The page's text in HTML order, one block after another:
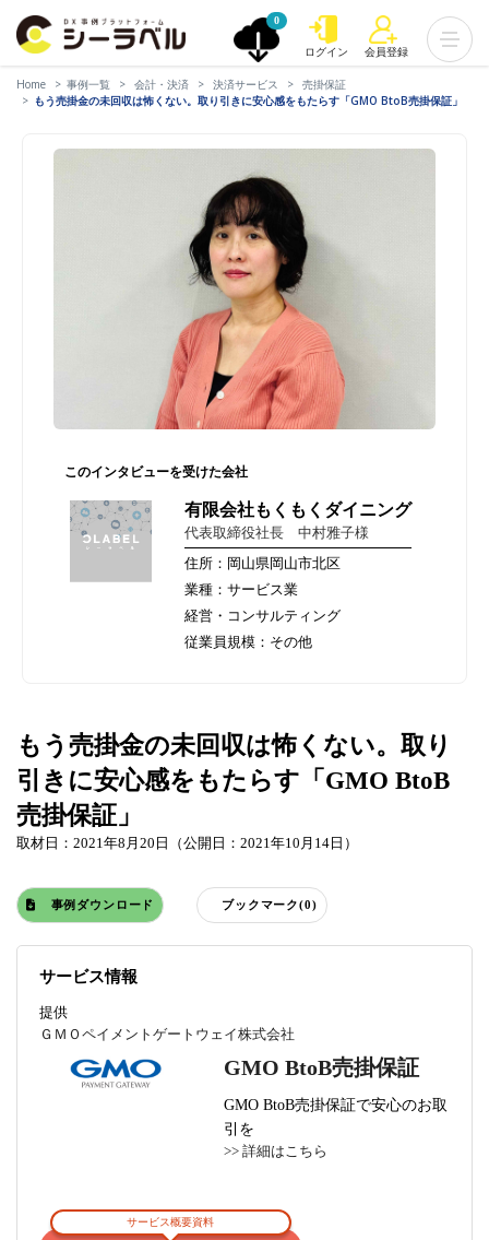
0
ログイン 会員登録
Home 事例一覧 会計・決済 決済サービス
売掛保証
もう売掛金の未回収は怖くない。取り引きに安心感をもたらす「GMO BtoB売掛保証」
このインタビューを受けた会社
有限会社もくもくダイニング
代表取締役社長 中村雅子様
住所：岡山県岡山市北区
業種：サービス業
経営・コンサルティング
従業員規模：その他
もう売掛金の未回収は怖くない。取り
引きに安心感をもたらす「GMO BtoB
売掛保証」
取材日：2021年8月20日（公開日：2021年10月14日）
事例ダウンロード ブックマーク(0)
サービス情報
提供
ＧＭＯペイメントゲートウェイ株式会社
GMO BtoB売掛保証
GMO BtoB売掛保証で安心のお取
引を
>> 詳細はこちら
サービス概要資料